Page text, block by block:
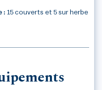
: 15 couverts et 5 sur herbe